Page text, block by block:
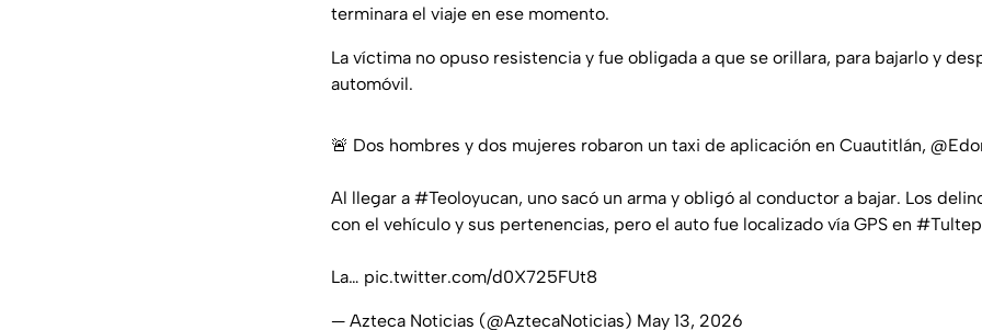
terminara el viaje en ese momento.
La víctima no opuso resistencia y fue obligada a que se orillara, para bajarlo y
automóvil.
🚨 Dos hombres y dos mujeres robaron un taxi de aplicación en Cuautitlán,
Al llegar a #Teoloyucan, uno sacó un arma y obligó al conductor a bajar. Los
con el vehículo y sus pertenencias, pero el auto fue localizado vía GPS en
La… pic.twitter.com/d0X725FUt8
— Azteca Noticias (@AztecaNoticias) May 13, 2026